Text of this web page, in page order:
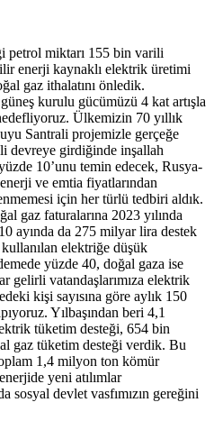
petrol miktarı 155 bin varili
enerji kaynaklı elektrik üretimi
gaz ithalatını önledik.
kurulu gücümüzü 4 kat artışla
Ülkemizin 70 yıllık
Santrali projemizle gerçeğe
devreye girdiğinde inşallah
10’unu temin edecek, Rusya-
ve emtia fiyatlarından
için her türlü tedbiri aldık.
gaz faturalarına 2023 yılında
ayında da 275 milyar lira destek
elektriğe düşük
yüzde 40, doğal gaza ise
gelirli vatandaşlarımıza elektrik
kişi sayısına göre aylık 150
Yılbaşından beri 4,1
tüketim desteği, 654 bin
gaz tüketim desteği verdik. Bu
1,4 milyon ton kömür
yeni atılımlar
sosyal devlet vasfımızın gereğini